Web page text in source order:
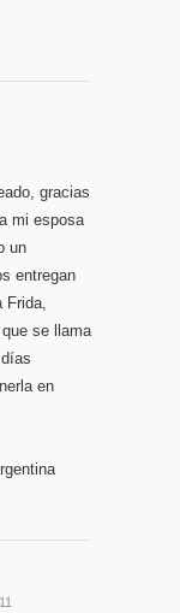
gracias
mi esposa
un
entregan
Frida,
se llama
en